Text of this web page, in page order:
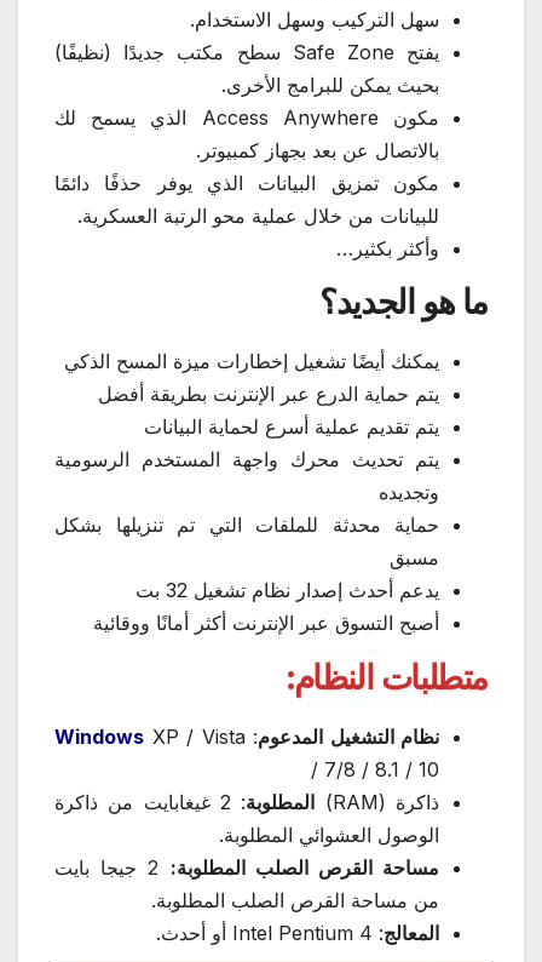
سهل التركيب وسهل الاستخدام.
يفتح Safe Zone سطح مكتب جديدًا (نظيفًا)
بحيث يمكن للبرامج الأخرى.
مكون Access Anywhere الذي يسمح لك
بالاتصال عن بعد بجهاز كمبيوتر.
مكون تمزيق البيانات الذي يوفر حذفًا دائمًا
للبيانات من خلال عملية محو الرتبة العسكرية.
وأكثر بكثير…
ما هو الجديد؟
يمكنك أيضًا تشغيل إخطارات ميزة المسح الذكي
يتم حماية الدرع عبر الإنترنت بطريقة أفضل
يتم تقديم عملية أسرع لحماية البيانات
يتم تحديث محرك واجهة المستخدم الرسومية
وتجديده
حماية محدثة للملفات التي تم تنزيلها بشكل
مسبق
يدعم أحدث إصدار نظام تشغيل 32 بت
أصبح التسوق عبر الإنترنت أكثر أمانًا ووقائية
متطلبات النظام:
نظام التشغيل المدعوم:
Windows XP / Vista
/ 7/8 / 8.1 / 10
ذاكرة (RAM)
المطلوبة
: 2 غيغابايت من ذاكرة
الوصول العشوائي المطلوبة.
مساحة القرص الصلب المطلوبة:
2 جيجا بايت
من مساحة القرص الصلب المطلوبة.
المعالج: Intel Pentium 4 أو أحدث.